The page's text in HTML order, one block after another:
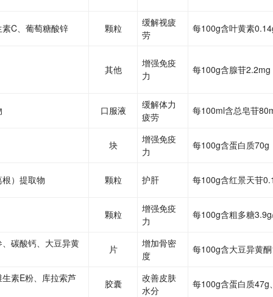
C、葡萄糖酸锌 颗粒
缓解视疲
劳
每100g含叶黄素
其他
增强免疫
力
每100g含腺苷2.2mg
口服液
缓解体力
疲劳
每100ml含总皂苷
块
增强免疫
力
每100g含蛋白质70g
）提取物 颗粒 护肝 每100g含红景天苷
颗粒
增强免疫
力
每100g含粗多糖
碳酸钙、大豆异黄 片
增加骨密
度
每100g含大豆异黄
素E粉、库拉索芦 胶囊
改善皮肤
水分
每100g含蛋白质47g